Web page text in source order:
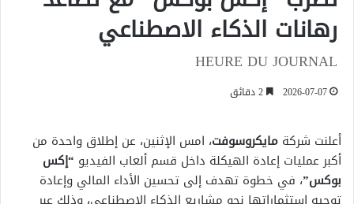
رهانات الذكاء الاصطناعي
HEURE DU JOURNAL
2026-07-07
أعلنت شركة مايكروسوفت، امس الإثنين، عن إطلاق واحدة من
أكبر عمليات إعادة الهيكلة داخل قسم ألعاب الفيديو “إكس
بوكس”، في خطوة تهدف إلى تحسين الأداء المالي وإعادة